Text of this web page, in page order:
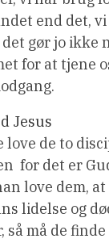
end det,
gør jo ikke
for at tjene
Jesus
love de to
 for det er
love dem,
lidelse og
så må de